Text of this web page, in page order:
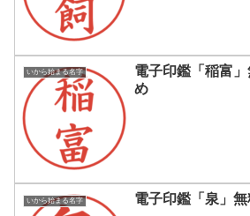
いから始まる名字
電子印鑑「稲富
め
いから始まる名字 電子印鑑「泉」